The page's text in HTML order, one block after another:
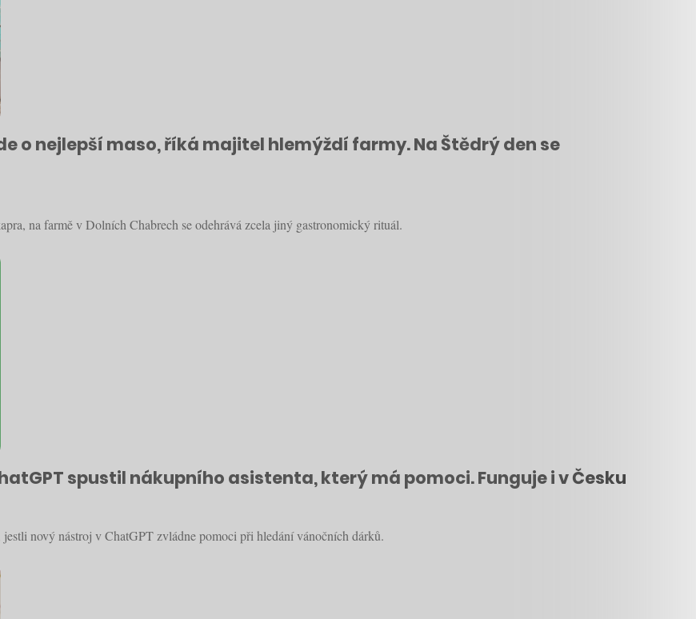
o nejlepší maso, říká majitel hlemýždí farmy. Na Štědrý den se
na farmě v Dolních Chabrech se odehrává zcela jiný gastronomický rituál.
spustil nákupního asistenta, který má pomoci. Funguje i v Česku
nový nástroj v ChatGPT zvládne pomoci při hledání vánočních dárků.